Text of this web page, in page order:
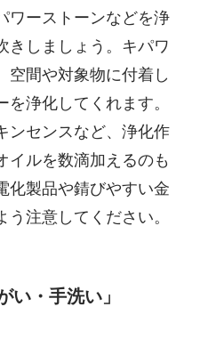
ワーストーンなどを浄
きしましょう。キパワ
空間や対象物に付着し
浄化してくれます。
ンセンスなど、浄化作
イルを数滴加えるのも
化製品や錆びやすい金
注意してください。
い・手洗い」